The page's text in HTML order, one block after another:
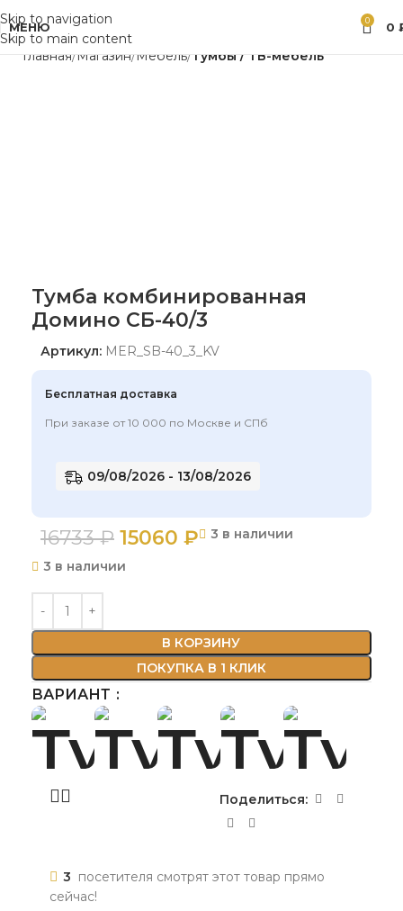
Skip to navigation
Skip to main content
МЕНЮ 0 0
Главная Магазин Мебель Тумбы / ТВ-мебель
Тумба комбинированная
Домино СБ-40/3
Артикул: MER_SB-40_3_KV
Бесплатная доставка
При заказе от 10 000 по Москве и СПб
09/08/2026 - 13/08/2026
16733₽ 15060 ₽
3 в наличии
3 в наличии
В КОРЗИНУ
ПОКУПКА В 1 КЛИК
ВАРИАНТ
Поделиться:
3 посетителя смотрят этот товар прямо
сейчас!